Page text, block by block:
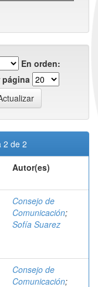
En orden:
página
2 de 2
Autor(es)
Consejo de
Comunicación;
Sofía Suarez
Consejo de
Comunicación;